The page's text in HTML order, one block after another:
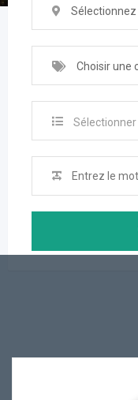
Choisir une
Sélectionner